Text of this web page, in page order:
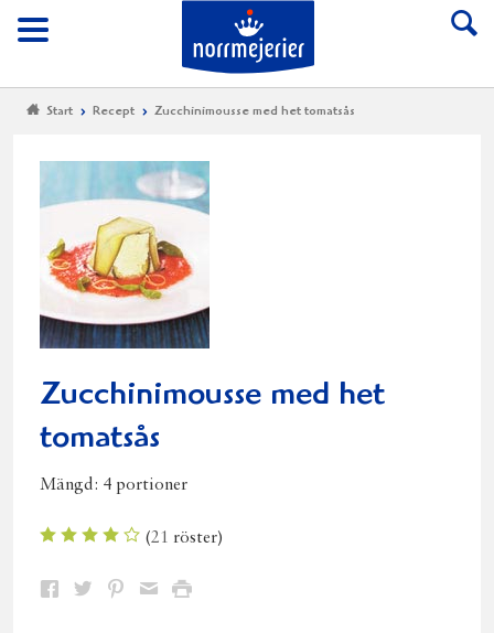
Meny
Till Norrmejerier
Start Recept Zucchinimousse med het tomatsås
Zucchinimousse med het
tomatsås
Mängd: 4 portioner
(21 röster)
Dela Dela Dela DelaSkriv